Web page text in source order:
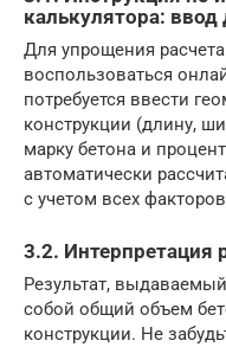
калькулятора:
Для упрощения
воспользоваться
потребуется ввести
конструкции (длину,
марку бетона и
автоматически
с учетом всех
3.2. Интерпретация
Результат,
собой общий объем
конструкции. Не